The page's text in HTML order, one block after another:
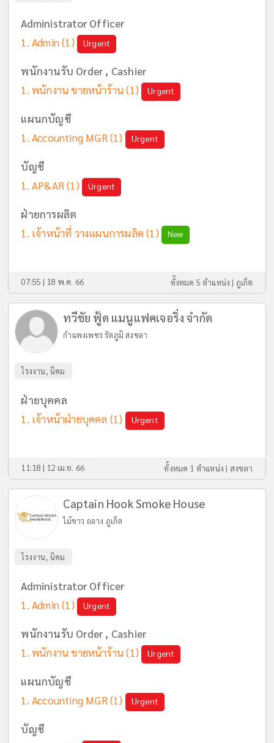
Administrator Officer
Admin(1) Urgent
พนักงานรับ Order , Cashier
พนักงาน ขายหน้าร้าน(1) Urgent
แผนกบัญชี
Accounting MGR (1) Urgent
บัญชี
AP&AR (1) Urgent
ฝ่ายการผลิต
เจ้าหน้าที่ วางแผนการผลิต(1) New
07:55 | 18 พ.ค. 66 ทั้งหมด 5 ตำแหน่ง | ภูเก็ต
ทวีชัย ฟู้ด แมนูแฟคเจอริ่ง จำกัด
กำแพงเพชร รัตภูมิ สงขลา
โรงงาน, นิคม
ฝ่ายบุคคล
เจ้าหน้าฝ่ายบุคคล (1) Urgent
11:18 | 12 เม.ย. 66 ทั้งหมด 1 ตำแหน่ง | สงขลา
Captain Hook Smoke House
ไม้ขาว ถลาง ภูเก็ต
โรงงาน, นิคม
Administrator Officer
Admin(1) Urgent
พนักงานรับ Order , Cashier
พนักงาน ขายหน้าร้าน(1) Urgent
แผนกบัญชี
Accounting MGR (1) Urgent
บัญชี